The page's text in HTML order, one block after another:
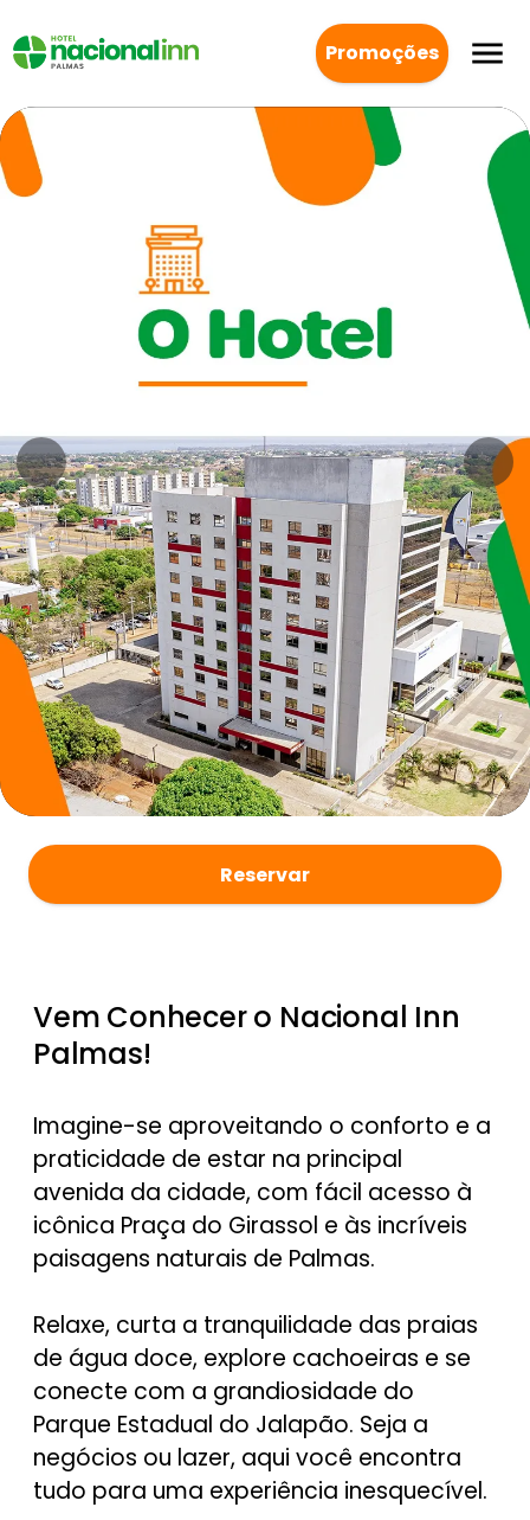
Promoções
Reservar
Vem Conhecer o Nacional Inn
Palmas!
Imagine-se aproveitando o conforto e a
praticidade de estar na principal
avenida da cidade, com fácil acesso à
icônica Praça do Girassol e às incríveis
paisagens naturais de Palmas.
Relaxe, curta a tranquilidade das praias
de água doce, explore cachoeiras e se
conecte com a grandiosidade do
Parque Estadual do Jalapão. Seja a
negócios ou lazer, aqui você encontra
tudo para uma experiência inesquecível.